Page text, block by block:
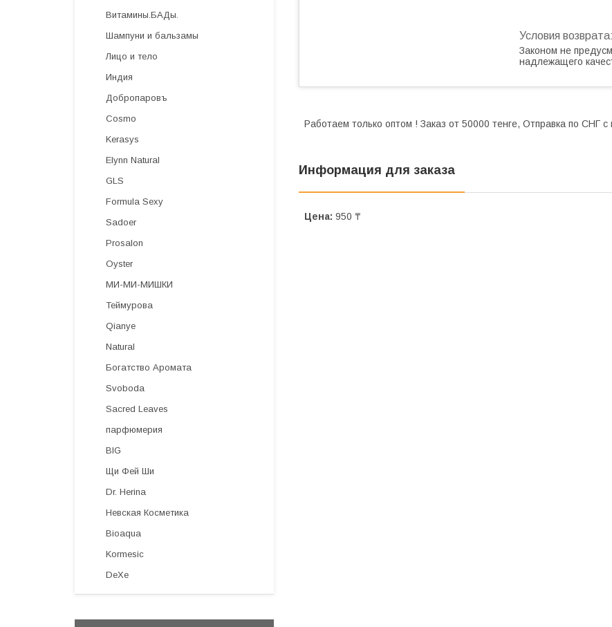
Законом не
надлежащего
Работаем только оптом ! Заказ от 50000 тенге, Отправка по СНГ
Информация для заказа
Цена: 950 ₸
Витамины.БАДы.
Шампуни и бальзамы
Лицо и тело
Индия
Добропаровъ
Cosmo
Kerasys
Elynn Natural
GLS
Formula Sexy
Sadoer
Prosalon
Oyster
МИ-МИ-МИШКИ
Теймурова
Qianye
Natural
Богатство Аромата
Svoboda
Sacred Leaves
парфюмерия
BIG
Щи Фей Ши
Dr. Herina
Невская Косметика
Bioaqua
Kormesic
DeXe